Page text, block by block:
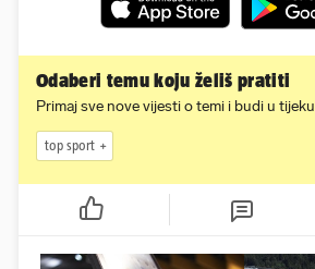
Odaberi temu koju želiš pratiti
Primaj sve nove vijesti o temi i budi u tijeku
top sport